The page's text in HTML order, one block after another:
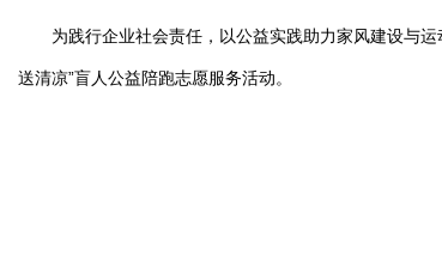
为践行企业社会责任，以公益实践助力家风建设与运
送清凉”盲人公益陪跑志愿服务活动。